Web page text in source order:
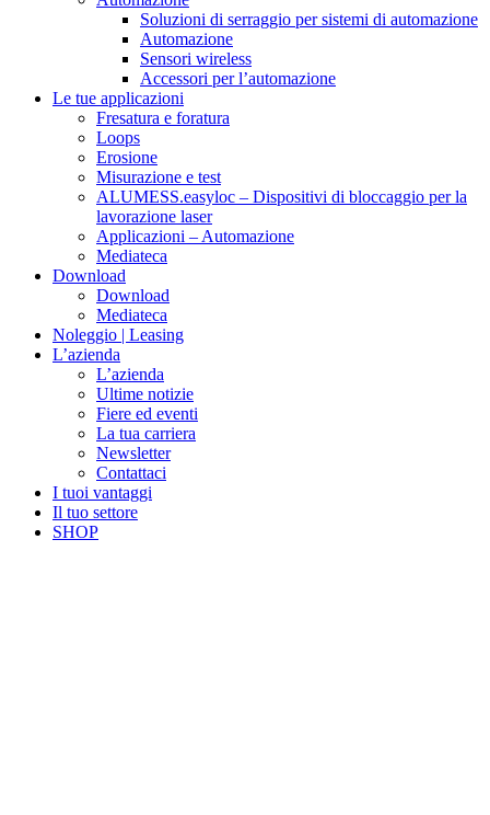
Soluzioni di serraggio per sistemi di automazione
Automazione
Sensori wireless
Accessori per l’automazione
Le tue applicazioni
Fresatura e foratura
Loops
Erosione
Misurazione e test
ALUMESS.easyloc – Dispositivi di bloccaggio per la
lavorazione laser
Applicazioni – Automazione
Mediateca
Download
Download
Mediateca
Noleggio | Leasing
L’azienda
L’azienda
Ultime notizie
Fiere ed eventi
La tua carriera
Newsletter
Contattaci
I tuoi vantaggi
Il tuo settore
SHOP